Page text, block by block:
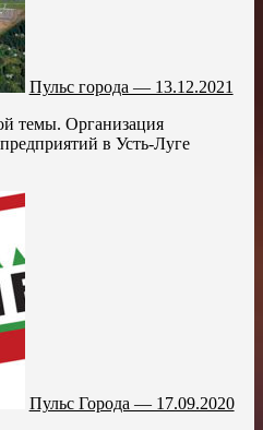
Пульс города — 13.12.2021
темы. Организация
в Усть-Луге
Пульс Города — 17.09.2020